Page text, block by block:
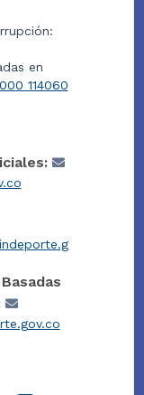
en
114060